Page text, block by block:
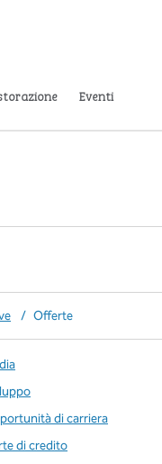
Eventi
/ Offerte
di carriera
di credito